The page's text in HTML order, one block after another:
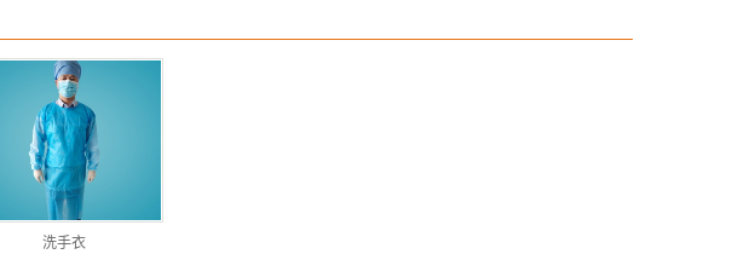
洗手衣